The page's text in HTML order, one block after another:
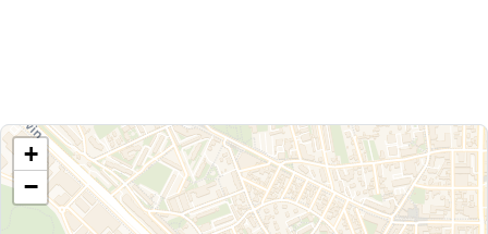
+
−